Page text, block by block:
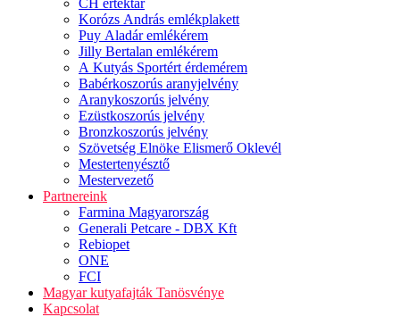
CH értéktár
Korózs András emlékplakett
Puy Aladár emlékérem
Jilly Bertalan emlékérem
A Kutyás Sportért érdemérem
Babérkoszorús aranyjelvény
Aranykoszorús jelvény
Ezüstkoszorús jelvény
Bronzkoszorús jelvény
Szövetség Elnöke Elismerő Oklevél
Mestertenyésztő
Mestervezető
Partnereink
Farmina Magyarország
Generali Petcare - DBX Kft
Rebiopet
ONE
FCI
Magyar kutyafajták Tanösvénye
Kapcsolat